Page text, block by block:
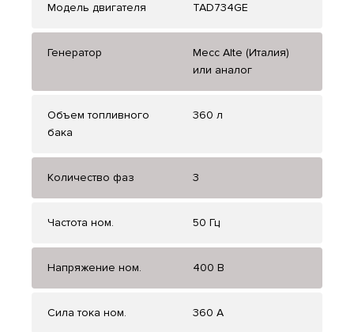
Модель двигателя TAD734GE
Генератор
Mecc Alte (Италия)
или аналог
Объем топливного
бака
360 л
Количество фаз 3
Частота ном. 50 Гц
Напряжение ном. 400 В
Сила тока ном. 360 А